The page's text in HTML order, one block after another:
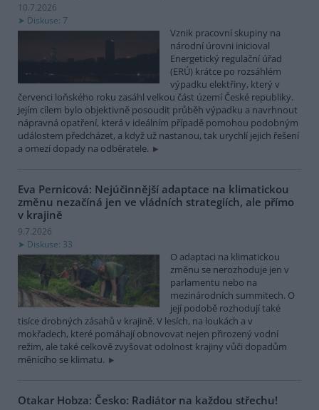
10.7.2026
Diskuse: 7
Vznik pracovní skupiny na
národní úrovni inicioval
Energetický regulační úřad
(ERÚ) krátce po rozsáhlém
výpadku elektřiny, který v
červenci loňského roku zasáhl velkou část území České republiky.
Jejím cílem bylo objektivně posoudit průběh výpadku a navrhnout
nápravná opatření, která v ideálním případě pomohou podobným
událostem předcházet, a když už nastanou, tak urychlí jejich řešení
a omezí dopady na odběratele.
Eva Pernicová: Nejúčinnější adaptace na klimatickou
změnu nezačíná jen ve vládních strategiích, ale přímo
v krajině
9.7.2026
Diskuse: 33
O adaptaci na klimatickou
změnu se nerozhoduje jen v
parlamentu nebo na
mezinárodních summitech. O
její podobě rozhodují také
tisíce drobných zásahů v krajině. V lesích, na loukách a v
mokřadech, které pomáhají obnovovat nejen přirozený vodní
režim, ale také celkově zvyšovat odolnost krajiny vůči dopadům
měnícího se klimatu.
Otakar Hobza: Česko: Radiátor na každou střechu!